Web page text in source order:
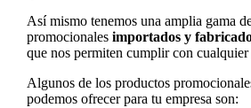
Así mismo tenemos una amplia gama
promocionales importados y
que nos permiten cumplir con
Algunos de los productos
podemos ofrecer para tu empresa son: